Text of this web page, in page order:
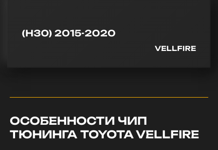
(H30) 2015-2020
VELLFIRE
ОСОБЕННОСТИ ЧИП
ТЮНИНГА TOYOTA VELLFIRE